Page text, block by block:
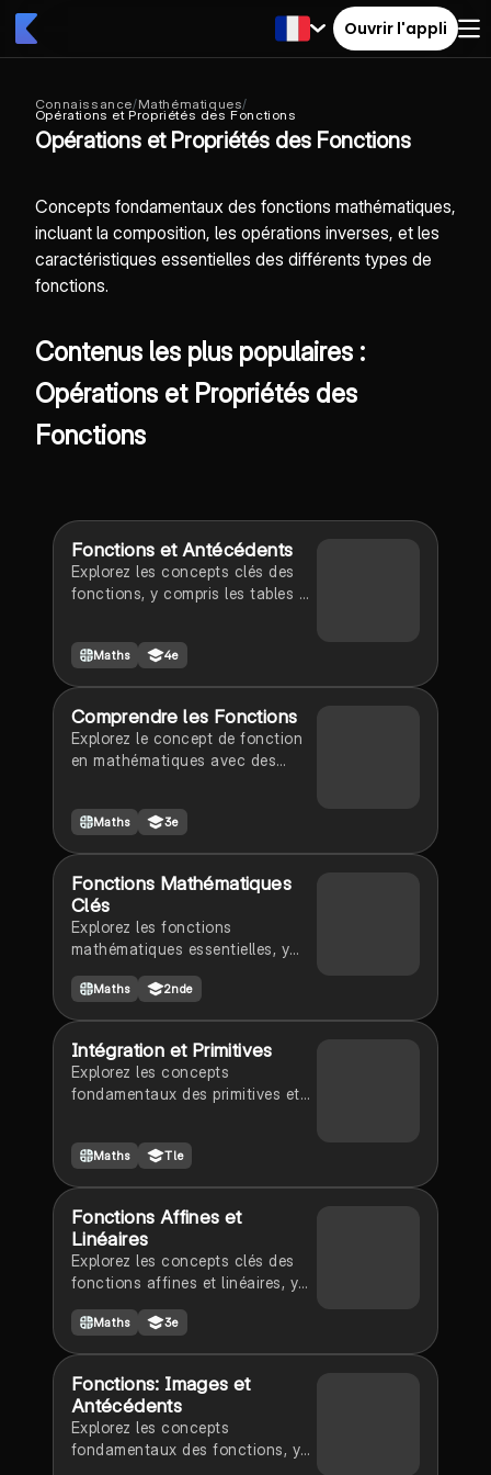
Ouvrir l'appli
Connaissance/Mathématiques/
Opérations et Propriétés des Fonctions
Opérations et Propriétés des Fonctions
Concepts fondamentaux des fonctions mathématiques,
incluant la composition, les opérations inverses, et les
caractéristiques essentielles des différents types de
fonctions.
Contenus les plus populaires :
Opérations et Propriétés des
Fonctions
Fonctions et Antécédents
Explorez les concepts clés des
fonctions, y compris les tables de
les images et à résoudre des
équations pour trouver les
les notations de fonction et des
exemples pratiques pour une
meilleure compréhension. Type :
Maths 4e
Comprendre les Fonctions
Explorez le concept de fonction
en mathématiques avec des
antécédents et les images, et
fournit des exercices pour
Type: résumé.
Maths 3e
Fonctions Mathématiques
Clés
Explorez les fonctions
mathématiques essentielles, y
racines carrées, cubiques,
inverses et affines. Cette fiche
de variation et de signes, ainsi
que les propriétés des fonctions
paires et impaires. Idéale pour les
cherchant à maîtriser les
concepts fondamentaux.
Maths 2nde
Intégration et Primitives
Explorez les concepts
fondamentaux des primitives et
indéfinies, les opérations sur les
dérivées, et les conditions
pour les étudiants en terminale
spécialité maths, ce résumé met
en lumière les méthodes
d'intégration, y compris
l'intégration par parties et les
primitives usuelles.
Maths Tle
Fonctions Affines et
Linéaires
Explorez les concepts clés des
fonctions affines et linéaires, y
des antécédents, la
détermination des coefficients,
document fournit des exemples
pratiques et des méthodes pour
résoudre des équations liées aux
fonctions. Type: Correction de
Maths 3e
Fonctions: Images et
Antécédents
Explorez les concepts
fondamentaux des fonctions, y